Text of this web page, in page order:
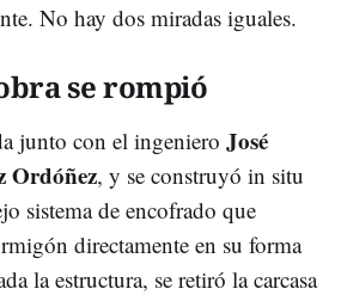
No hay dos miradas iguales.
se rompió
junto con el ingeniero José
Ordóñez, y se construyó in situ
sistema de encofrado que
directamente en su forma
la estructura, se retiró la carcasa